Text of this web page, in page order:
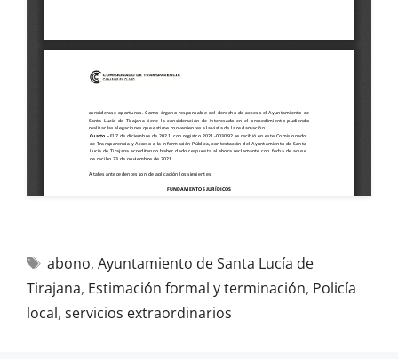
abono, Ayuntamiento de Santa Lucía de
Tirajana, Estimación formal y terminación, Policía
local, servicios extraordinarios